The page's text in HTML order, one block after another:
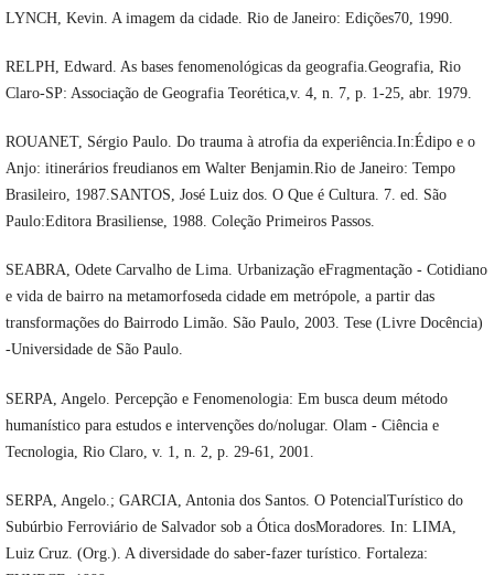
LYNCH, Kevin. A imagem da cidade. Rio de Janeiro: Edições70, 1990.
RELPH, Edward. As bases fenomenológicas da geografia.Geografia, Rio
Claro-SP: Associação de Geografia Teorética,v. 4, n. 7, p. 1-25, abr. 1979.
ROUANET, Sérgio Paulo. Do trauma à atrofia da experiência.In:Édipo e o
Anjo: itinerários freudianos em Walter Benjamin.Rio de Janeiro: Tempo
Brasileiro, 1987.SANTOS, José Luiz dos. O Que é Cultura. 7. ed. São
Paulo:Editora Brasiliense, 1988. Coleção Primeiros Passos.
SEABRA, Odete Carvalho de Lima. Urbanização eFragmentação - Cotidiano
e vida de bairro na metamorfoseda cidade em metrópole, a partir das
transformações do Bairrodo Limão. São Paulo, 2003. Tese (Livre Docência)
-Universidade de São Paulo.
SERPA, Angelo. Percepção e Fenomenologia: Em busca deum método
humanístico para estudos e intervenções do/nolugar. Olam - Ciência e
Tecnologia, Rio Claro, v. 1, n. 2, p. 29-61, 2001.
SERPA, Angelo.; GARCIA, Antonia dos Santos. O PotencialTurístico do
Subúrbio Ferroviário de Salvador sob a Ótica dosMoradores. In: LIMA,
Luiz Cruz. (Org.). A diversidade do saber-fazer turístico. Fortaleza: